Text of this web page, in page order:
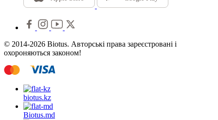
© 2014-2026 Biotus. Авторські права зареєстровані і
охороняються законом!
biotus.kz
Biotus.md